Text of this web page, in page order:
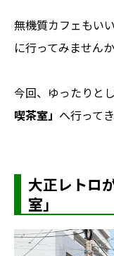
無機質カフェもい
に行ってみません
今回、ゆったりと
喫茶室」 へ行って
大正レトロ
室」